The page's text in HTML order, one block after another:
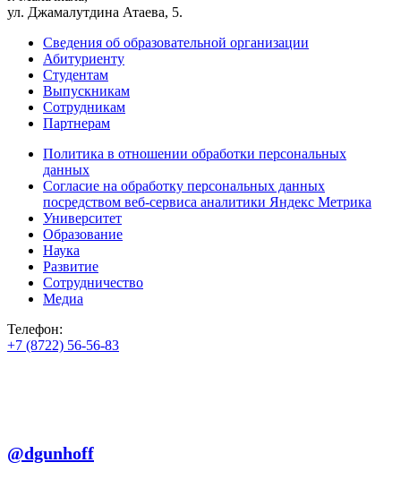
ул. Джамалутдина Атаева, 5.
Сведения об образовательной организации
Абитуриенту
Студентам
Выпускникам
Сотрудникам
Партнерам
Политика в отношении обработки персональных
данных
Согласие на обработку персональных данных
посредством веб-сервиса аналитики Яндекс Метрика
Университет
Образование
Наука
Развитие
Сотрудничество
Медиа
Телефон:
+7 (8722) 56-56-83
@dgunhoff